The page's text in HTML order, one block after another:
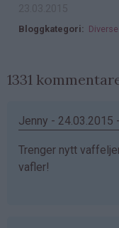
Bloggkategori Diverse
1331
Jenny - 24.03.2015
Trenger nytt
vafler!